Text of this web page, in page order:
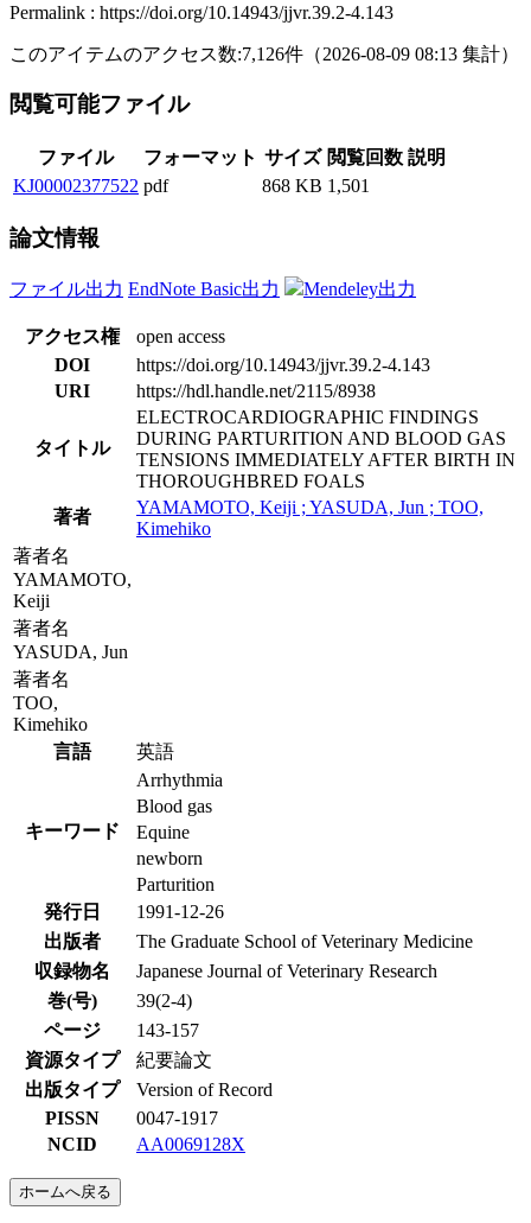
Permalink : https://doi.org/10.14943/jjvr.39.2-4.143
このアイテムのアクセス数:7,126件 （2026-08-09 08:13 集計）
閲覧可能ファイル
ファイル フォーマット サイズ 閲覧回数 説明
KJ00002377522 pdf 868 KB 1,501
論文情報
ファイル出力 EndNote Basic出力 Mendeley出力
アクセス権
open access
DOI
https://doi.org/10.14943/jjvr.39.2-4.143
URI
https://hdl.handle.net/2115/8938
タイトル
ELECTROCARDIOGRAPHIC FINDINGS
DURING PARTURITION AND BLOOD GAS
TENSIONS IMMEDIATELY AFTER BIRTH IN
THOROUGHBRED FOALS
著者
YAMAMOTO, Keiji ; YASUDA, Jun ; TOO,
Kimehiko
著者名
YAMAMOTO,
Keiji
著者名
YASUDA, Jun
著者名
TOO,
Kimehiko
言語
英語
キーワード
Arrhythmia
Blood gas
Equine
newborn
Parturition
発行日
1991-12-26
出版者
The Graduate School of Veterinary Medicine
収録物名
Japanese Journal of Veterinary Research
巻(号)
39(2-4)
ページ
143-157
資源タイプ
紀要論文
出版タイプ
Version of Record
PISSN
0047-1917
NCID
AA0069128X
ホームへ戻る